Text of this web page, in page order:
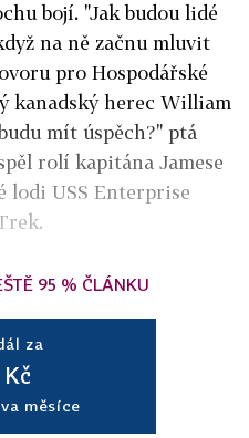
bojí. "Jak budou lidé
na ně začnu mluvit
pro Hospodářské
kanadský herec William
mít úspěch?" ptá
rolí kapitána Jamese
lodi USS Enterprise
95 % ČLÁNKU
za
měsíce